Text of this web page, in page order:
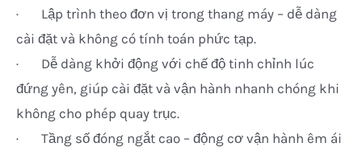
· Lập trình theo đơn vị trong thang máy – dễ dàng
cài đặt và không có tính toán phức tạp.
· Dễ dàng khởi động với chế độ tinh chỉnh lúc
đứng yên, giúp cài đặt và vận hành nhanh chóng khi
không cho phép quay trục.
· Tầng số đóng ngắt cao – động cơ vận hành êm ái